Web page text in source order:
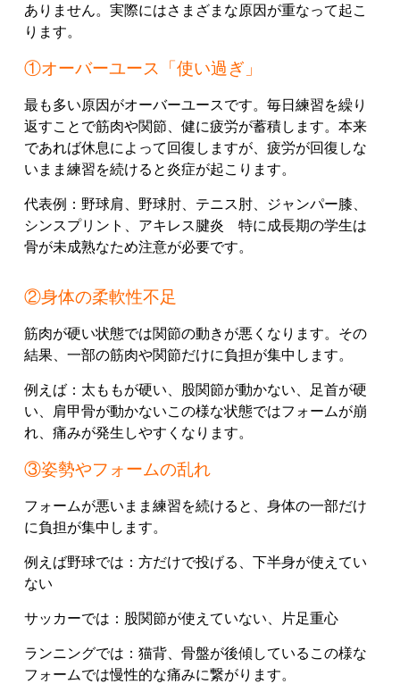
ありません。実際にはさまざまな原因が重なって起こ
ります。
①オーバーユース「使い過ぎ」
最も多い原因がオーバーユースです。毎日練習を繰り
返すことで筋肉や関節、健に疲労が蓄積します。本来
であれば休息によって回復しますが、疲労が回復しな
いまま練習を続けると炎症が起こります。
代表例：野球肩、野球肘、テニス肘、ジャンパー膝、
シンスプリント、アキレス腱炎 特に成長期の学生は
骨が未成熟なため注意が必要です。
②身体の柔軟性不足
筋肉が硬い状態では関節の動きが悪くなります。その
結果、一部の筋肉や関節だけに負担が集中します。
例えば：太ももが硬い、股関節が動かない、足首が硬
い、肩甲骨が動かないこの様な状態ではフォームが崩
れ、痛みが発生しやすくなります。
③姿勢やフォームの乱れ
フォームが悪いまま練習を続けると、身体の一部だけ
に負担が集中します。
例えば野球では：方だけで投げる、下半身が使えてい
ない
サッカーでは：股関節が使えていない、片足重心
ランニングでは：猫背、骨盤が後傾しているこの様な
フォームでは慢性的な痛みに繋がります。